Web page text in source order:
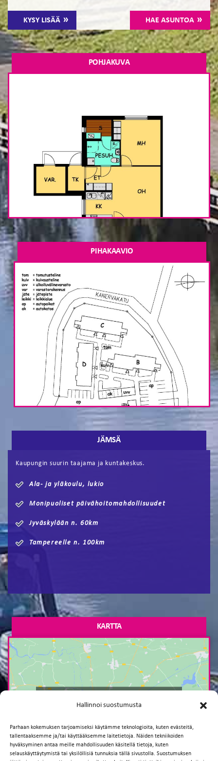
Hallinnoi suostumusta
Parhaan kokemuksen tarjoamiseksi käytämme teknologioita, kuten evästeitä,
tallentaaksemme ja/tai käyttääksemme laitetietoja. Näiden tekniikoiden
hyväksyminen antaa meille mahdollisuuden käsitellä tietoja, kuten
selauskäyttäytymistä tai yksilöllisiä tunnuksia tällä sivustolla. Suostumuksen
KYSY LISÄÄ HAE ASUNTOA
POHJAKUVA
PIHAKAAVIO
JÄMSÄ
Kaupungin suurin taajama ja kuntakeskus.
Ala- ja yläkoulu, lukio
Monipuoliset päivähoitomahdollisuudet
Jyväskylään n. 60km
Tampereelle n. 100km
KARTTA
markkinointievästeet ja ottaaksesi tämän